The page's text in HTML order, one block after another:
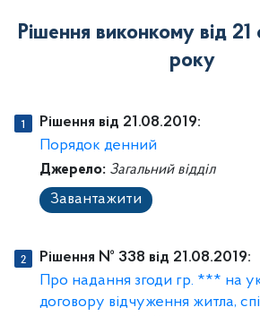
Проекти рішень районної ради
Проєкти рішень виконавчого
Рішення виконкому від 21
року
Рішення від 21.08.2019:
Порядок денний
Джерело: Загальний відділ
Завантажити
Рішення № 338 від 21.08.2019:
Про надання згоди гр. *** на
договору відчуження житла,